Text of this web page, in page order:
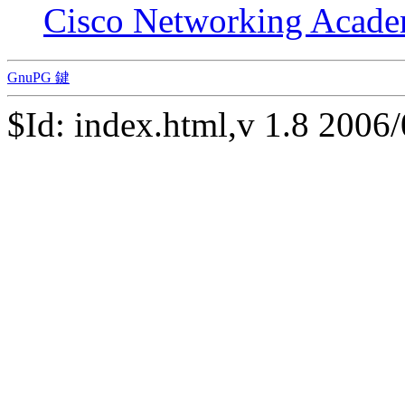
Cisco Networking
GnuPG 鍵
$Id: index.html,v 1.8